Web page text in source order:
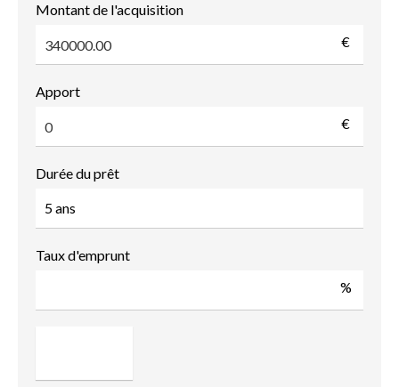
Montant de l'acquisition
€
Apport
€
Durée du prêt
Taux d'emprunt
%